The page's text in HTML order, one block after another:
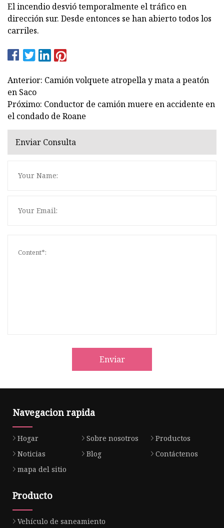
El incendio desvió temporalmente el tráfico en
dirección sur. Desde entonces se han abierto todos los
carriles.
Anterior: Camión volquete atropella y mata a peatón
en Saco
Próximo: Conductor de camión muere en accidente en
el condado de Roane
Enviar Consulta
Enviar
Navegacion rapida
Hogar Sobre nosotros
Productos
Noticias
Blog
Contáctenos
mapa del sitio
Producto
Vehículo de saneamiento